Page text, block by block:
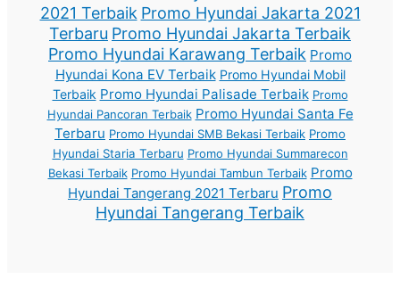
2021 Terbaik Promo Hyundai Jakarta 2021
Terbaru Promo Hyundai Jakarta Terbaik
Promo Hyundai Karawang Terbaik Promo
Hyundai Kona EV Terbaik Promo Hyundai Mobil
Terbaik Promo Hyundai Palisade Terbaik Promo
Hyundai Pancoran Terbaik Promo Hyundai Santa Fe
Terbaru Promo Hyundai SMB Bekasi Terbaik Promo
Hyundai Staria Terbaru Promo Hyundai Summarecon
Bekasi Terbaik Promo Hyundai Tambun Terbaik Promo
Hyundai Tangerang 2021 Terbaru Promo
Hyundai Tangerang Terbaik